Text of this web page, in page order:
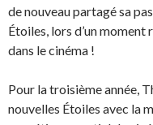
de nouveau partagé sa
Étoiles, lors d’un moment
dans le cinéma !
Pour la troisième année,
nouvelles Étoiles avec la